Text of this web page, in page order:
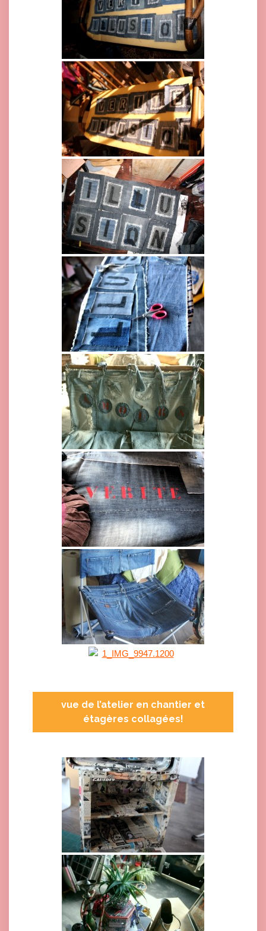
vue de l’atelier en chantier et
étagères collagées!